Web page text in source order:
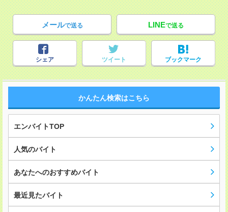
メールで送る LINEで送る
シェア ツイート ブックマーク
かんたん検索はこちら
エンバイトTOP
人気のバイト
あなたへのおすすめバイト
最近見たバイト